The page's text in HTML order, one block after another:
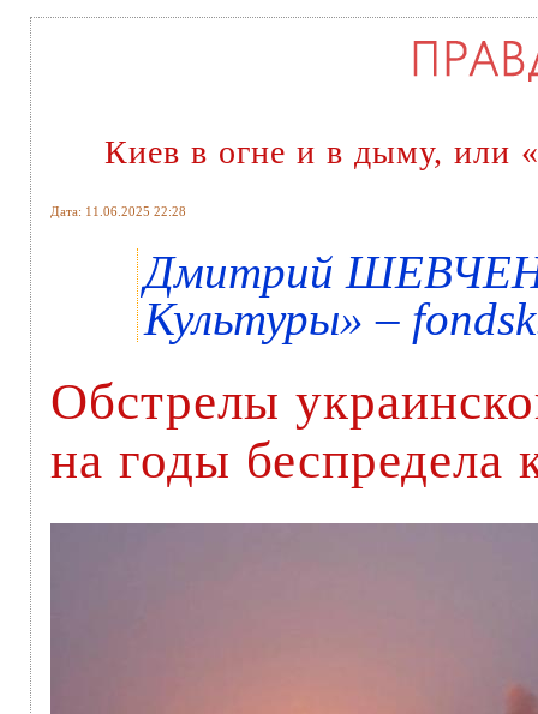
Киев в огне и в дыму, или
Дата: 11.06.2025 22:28
Дмитрий
Культуры» –
Обстрелы
на годы беспредела